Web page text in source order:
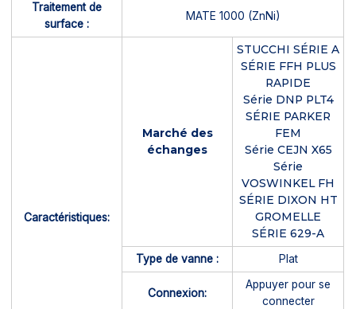
Traitement de
surface :
MATE 1000 (ZnNi)
Caractéristiques:
Marché des
échanges
STUCCHI SÉRIE A
SÉRIE FFH PLUS
RAPIDE
Série DNP PLT4
SÉRIE PARKER
FEM
Série CEJN X65
Série
VOSWINKEL FH
SÉRIE DIXON HT
GROMELLE
SÉRIE 629-A
Type de vanne :
Plat
Connexion:
Appuyer pour se
connecter